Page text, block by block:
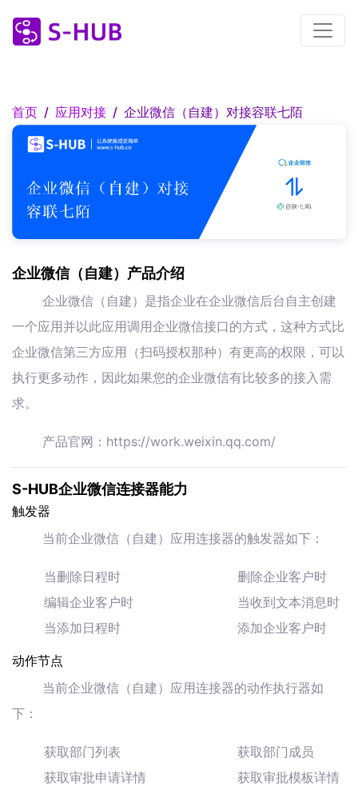
首页 应用对接 企业微信（自建）对接容联七陌
企业微信（自建）产品介绍
企业微信（自建）是指企业在企业微信后台自主创建
一个应用并以此应用调用企业微信接口的方式，这种方式比
企业微信第三方应用（扫码授权那种）有更高的权限，可以
执行更多动作，因此如果您的企业微信有比较多的接入需
求。
产品官网：https://work.weixin.qq.com/
S-HUB企业微信连接器能力
触发器
当前企业微信（自建）应用连接器的触发器如下：
当删除日程时
编辑企业客户时
当添加日程时
删除企业客户时
当收到文本消息时
添加企业客户时
动作节点
当前企业微信（自建）应用连接器的动作执行器如
下：
获取部门列表
获取审批申请详情
获取部门成员
获取审批模板详情